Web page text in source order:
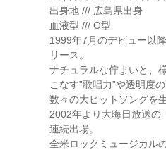
出身地 /// 広島県出身
血液型 /// O型
1999年7月のデビュー以
リース。
ナチュラルな佇まいと、
こなす”歌唱力”や透明度
数々の大ヒットソングを
2002年より大晦日放送の
連続出場。
全米ロックミュージカル